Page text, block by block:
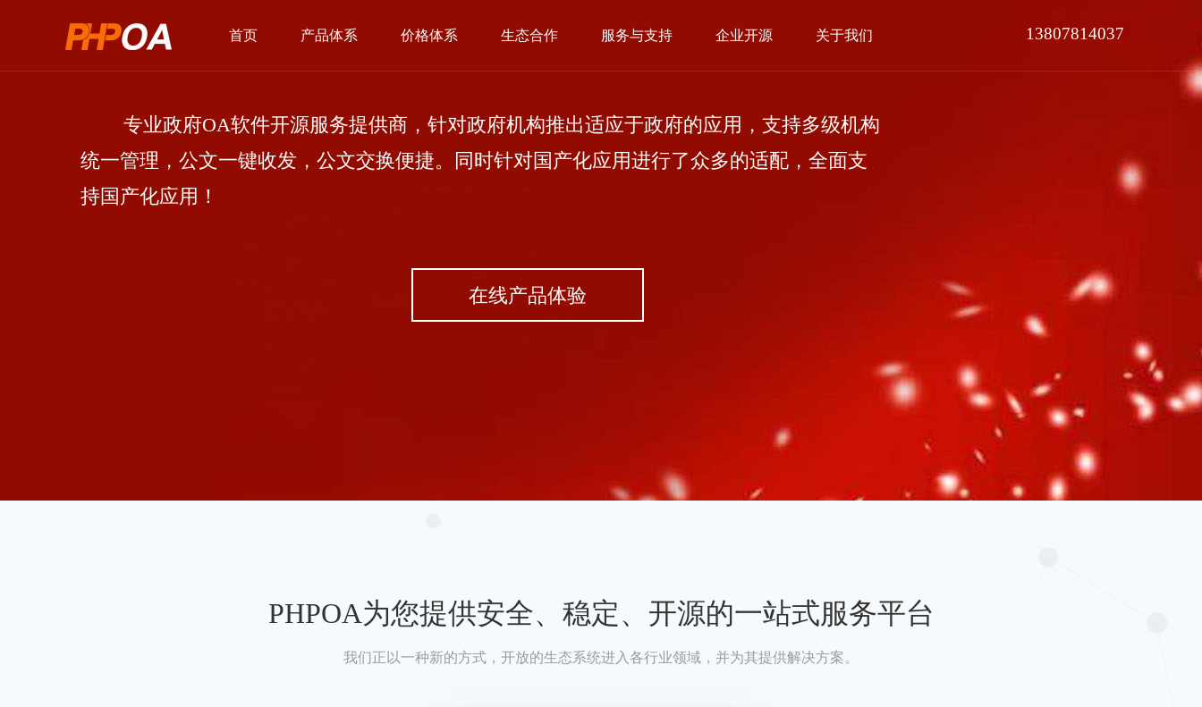
首页 产品体系 价格体系 生态合作 服务与支持 企业开源 关于我们 13807814037
专业政府OA软件开源服务提供商，针对政府机构推出适应于政府的应用，支持多级机构
统一管理，公文一键收发，公文交换便捷。同时针对国产化应用进行了众多的适配，全面支
持国产化应用！
在线产品体验
PHPOA为您提供安全、稳定、开源的一站式服务平台
我们正以一种新的方式，开放的生态系统进入各行业领域，并为其提供解决方案。